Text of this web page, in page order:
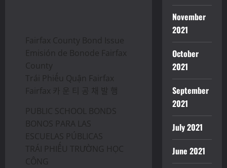
Fairfax County Bond Issue
Emisión de Bonode Fairfax
County
Trái Phiếu Quận Fairfax
Fairfax 카 운 티 공 채 발 행
PUBLIC SCHOOL BONDS
BONOS PARA LAS
ESCUELAS PÚBLICAS
TRÁI PHIẾU TRƯỜNG HỌC
CÔNG
November
2021
October
2021
September
2021
July 2021
June 2021